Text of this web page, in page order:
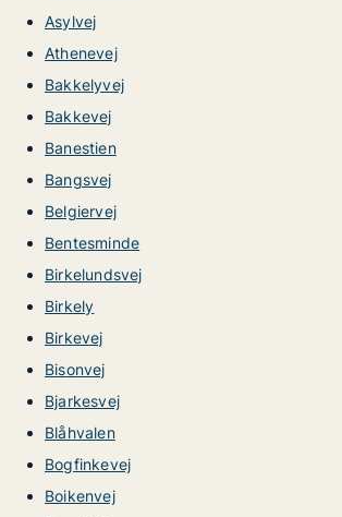
Asylvej
Athenevej
Bakkelyvej
Bakkevej
Banestien
Bangsvej
Belgiervej
Bentesminde
Birkelundsvej
Birkely
Birkevej
Bisonvej
Bjarkesvej
Blåhvalen
Bogfinkevej
Boikenvej